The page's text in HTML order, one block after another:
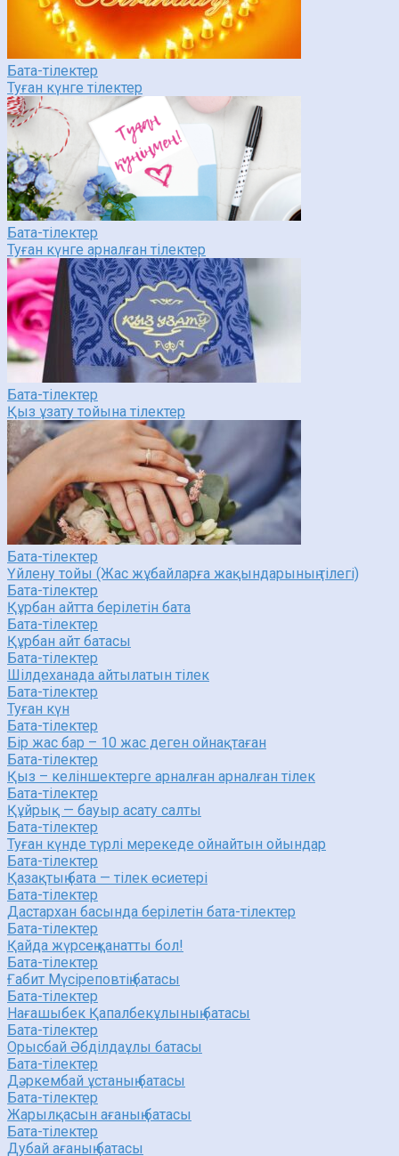
Бата-тілектер
Туған күнге тілектер
Бата-тілектер
Туған күнге арналған тілектер
Бата-тілектер
Қыз ұзату тойына тілектер
Бата-тілектер
Үйлену тойы (Жас жұбайларға жақындарының тілегі)
Бата-тілектер
Құрбан айтта берілетін бата
Бата-тілектер
Құрбан айт батасы
Бата-тілектер
Шілдеханада айтылатын тілек
Бата-тілектер
Туған күн
Бата-тілектер
Бір жас бар – 10 жас деген ойнақтаған
Бата-тілектер
Қыз – келіншектерге арналған арналған тілек
Бата-тілектер
Құйрық — бауыр асату салты
Бата-тілектер
Туған күнде түрлі мерекеде ойнайтын ойындар
Бата-тілектер
Қазақтың бата — тілек өсиетері
Бата-тілектер
Дастархан басында берілетін бата-тілектер
Бата-тілектер
Қайда жүрсең қанатты бол!
Бата-тілектер
Ғабит Мүсіреповтің батасы
Бата-тілектер
Нағашыбек Қапалбекұлының батасы
Бата-тілектер
Орысбай Әбділдаұлы батасы
Бата-тілектер
Дәркембай ұстаның батасы
Бата-тілектер
Жарылқасын ағаның батасы
Бата-тілектер
Дубай ағаның батасы